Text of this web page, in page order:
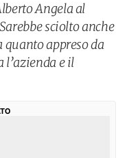
Angela al
sciolto anche
quanto appreso da
l’azienda e il